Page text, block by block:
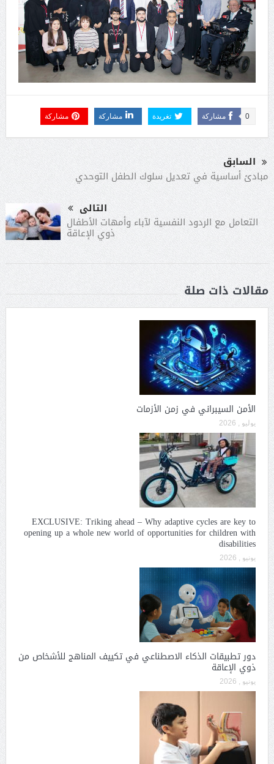
مشاركة 0 تغريدة مشاركة مشاركة
السابق
مبادئ أساسية في تعديل سلوك الطفل التوحدي
التالى
التعامل مع الردود النفسية لآباء وأمهات الأطفال
ذوي الإعاقة
مقالات ذات صلة
الأمن السيبراني في زمن الأزمات
يوليو , 2026
EXCLUSIVE: Triking ahead – Why adaptive cycles are key to
opening up a whole new world of opportunities for children with
disabilities
يونيو , 2026
دور تطبيقات الذكاء الاصطناعي في تكييف المناهج للأشخاص من
ذوي الإعاقة
يونيو , 2026